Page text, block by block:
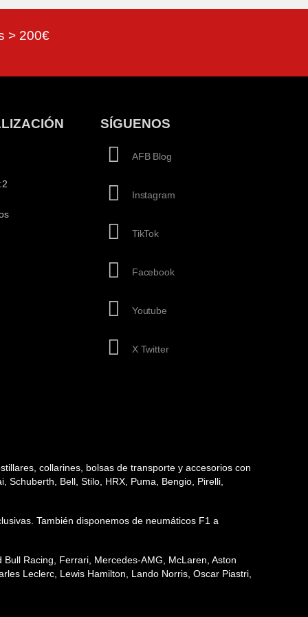
> 200€
SÍGUENOS
AFB Blog
Instagram
TikTok
Facebook
Youtube
X Twitter
collarines, bolsas de transporte y accesorios con
Schuberth, Bell, Stilo, HRX, Puma, Bengio, Pirelli,
También disponemos de neumáticos F1 a
Racing, Ferrari, Mercedes-AMG, McLaren, Aston
Leclerc, Lewis Hamilton, Lando Norris, Oscar Piastri,